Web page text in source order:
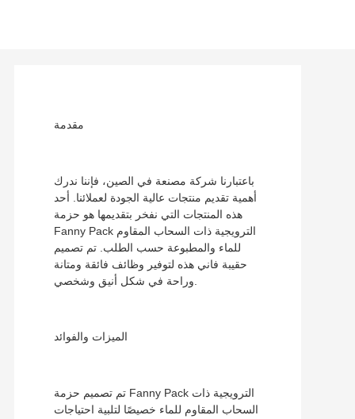
مقدمة
باعتبارنا شركة مصنعة في الصين، فإننا ندرك
أهمية تقديم منتجات عالية الجودة لعملائنا. أحد
هذه المنتجات التي نفخر بتقديمها هو حزمة
Fanny Pack الترويجية ذات السحاب المقاوم
للماء والمطبوعة حسب الطلب. تم تصميم
حقيبة فاني هذه لتوفير وظائف فائقة ومتانة
الميزات والفوائد
تم تصميم حزمة Fanny Pack الترويجية ذات
السحاب المقاوم للماء خصيصًا لتلبية احتياجات